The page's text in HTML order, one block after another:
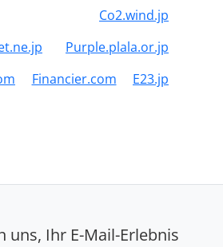
Co2.wind.jp
Purple.plala.or.jp
Financier.com E23.jp
uns, Ihr E-Mail-Erlebnis